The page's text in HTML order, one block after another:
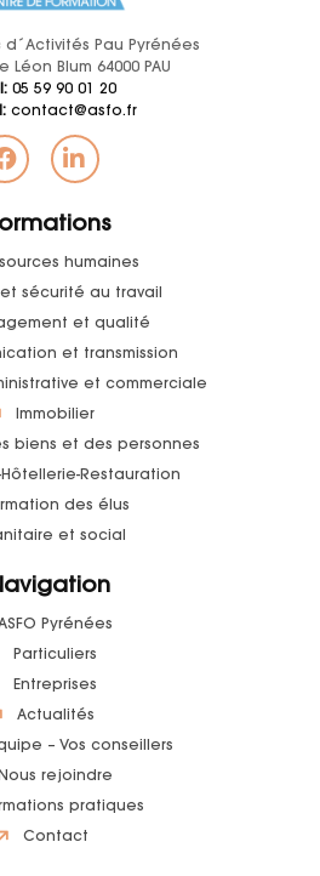
d´Activités Pau Pyrénées
Léon Blum 64000 PAU
05 59 90 01 20
contact@asfo.fr
humaines
sécurité au travail
et qualité
et transmission
et commerciale
Immobilier
biens et des personnes
Hôtellerie-Restauration
des élus
et social
Pyrénées
Particuliers
Entreprises
Actualités
– Vos conseillers
Nous rejoindre
pratiques
Contact